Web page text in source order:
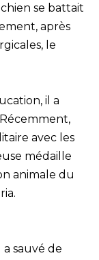
se battait
après
le
il a
avec les
médaille
animale du
a sauvé de